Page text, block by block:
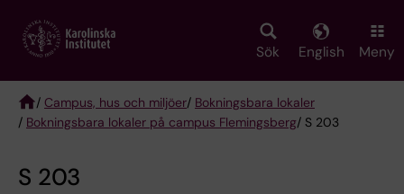
main
Sök English Meny
Breadcrumb
/ Campus, hus och miljöer/ Bokningsbara lokaler
/ Bokningsbara lokaler på campus Flemingsberg/ S 203
S 203